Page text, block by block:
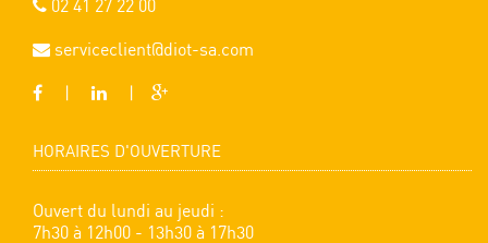
02 41 27 22 00
serviceclient@diot-sa.com
HORAIRES D'OUVERTURE
Ouvert du lundi au jeudi :
7h30 à 12h00 - 13h30 à 17h30